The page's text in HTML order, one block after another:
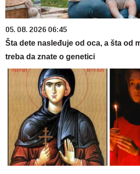
05. 08. 2026 06:45
Šta dete nasleđuje od oca, a šta od
treba da znate o genetici